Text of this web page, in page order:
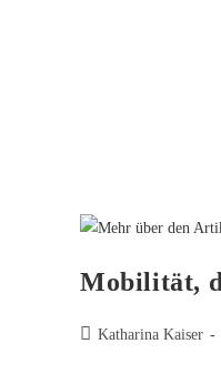
Mobilität,
Katharina Kaiser